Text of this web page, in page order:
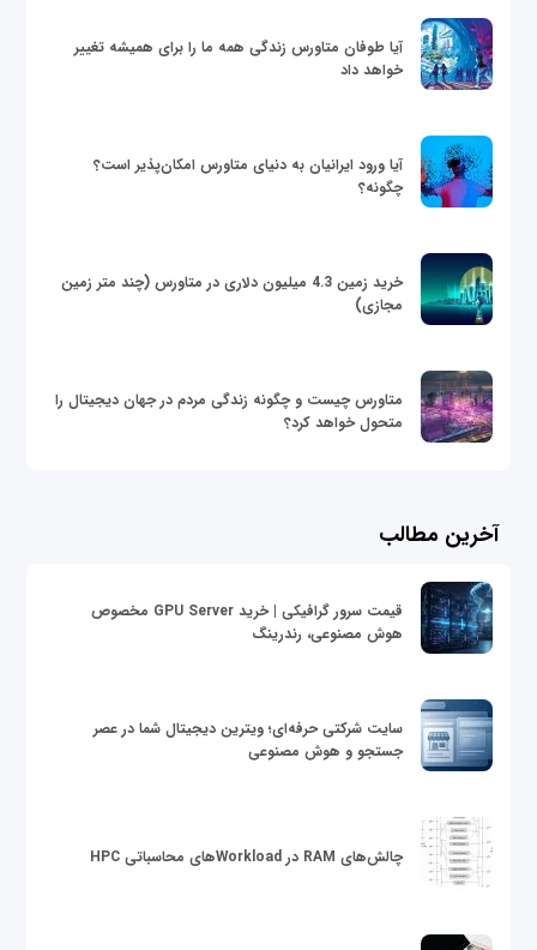
آیا طوفان متاورس زندگی همه ما را برای همیشه تغییر
خواهد داد
آیا ورود ایرانیان به دنیای متاورس امکان‌پذیر است؟
چگونه؟
خرید زمین 4.3 میلیون دلاری در متاورس (چند متر زمین
مجازی)
متاورس چیست و چگونه زندگی مردم در جهان دیجیتال را
متحول خواهد کرد؟
آخرین مطالب
قیمت سرور گرافیکی | خرید GPU Server مخصوص
هوش مصنوعی، رندرینگ
سایت شرکتی حرفه‌ای؛ ویترین دیجیتال شما در عصر
جستجو و هوش مصنوعی
چالش‌های RAM در Workloadهای محاسباتی HPC